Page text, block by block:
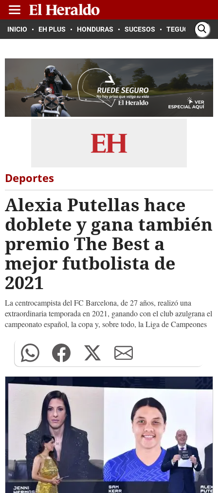
INICIO EH PLUS HONDURAS SUCESOS TEGUCIGALPA
Deportes
Alexia Putellas hace
doblete y gana también
premio The Best a
mejor futbolista de
2021
La centrocampista del FC Barcelona, de 27 años, realizó una
extraordinaria temporada en 2021, ganando con el club azulgrana el
campeonato español, la copa y, sobre todo, la Liga de Campeones